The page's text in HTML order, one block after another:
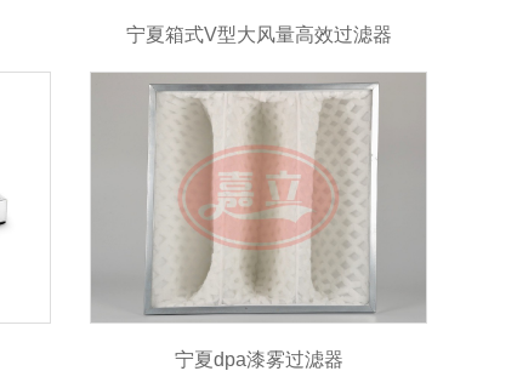
宁夏箱式V型大风量高效过滤器
宁夏dpa漆雾过滤器